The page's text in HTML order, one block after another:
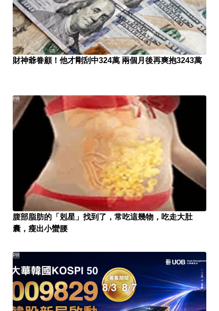
財神爺眷顧！他才剛刮中324萬 兩個月後再爽抱3243萬
腹部脂肪的「剋星」找到了，常吃這幾物，吃走大肚
囊，瘦出小蠻腰
PR
PR